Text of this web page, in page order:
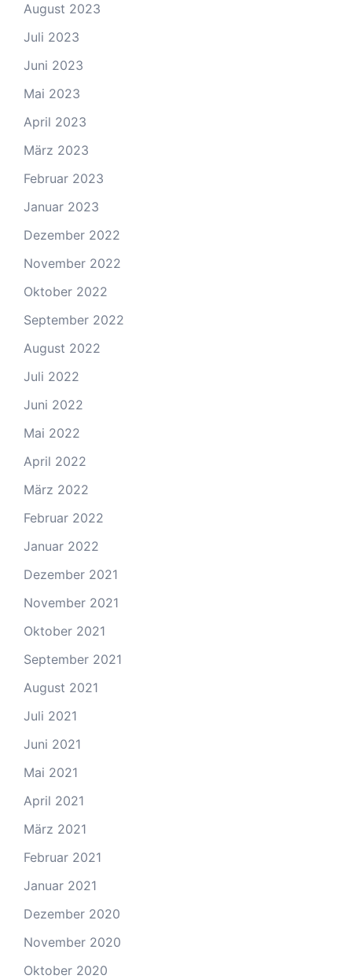
August 2023
Juli 2023
Juni 2023
Mai 2023
April 2023
März 2023
Februar 2023
Januar 2023
Dezember 2022
November 2022
Oktober 2022
September 2022
August 2022
Juli 2022
Juni 2022
Mai 2022
April 2022
März 2022
Februar 2022
Januar 2022
Dezember 2021
November 2021
Oktober 2021
September 2021
August 2021
Juli 2021
Juni 2021
Mai 2021
April 2021
März 2021
Februar 2021
Januar 2021
Dezember 2020
November 2020
Oktober 2020